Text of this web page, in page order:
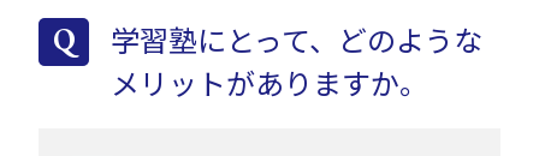
Q
学習塾にとって、どのような
メリットがありますか。